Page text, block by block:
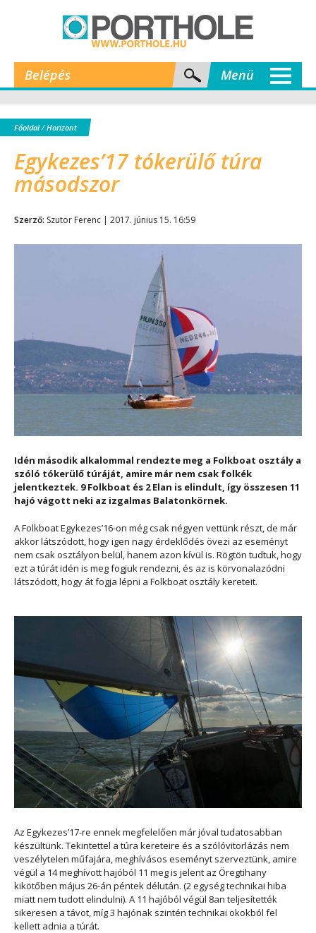
Belépés Menü
Főoldal/Horizont
Egykezes’17 tókerülő túra
másodszor
Szerző: Szutor Ferenc | 2017. június 15. 16:59
Idén második alkalommal rendezte meg a Folkboat osztály a
szóló tókerülő túráját, amire már nem csak folkék
jelentkeztek. 9 Folkboat és 2 Elan is elindult, így összesen 11
hajó vágott neki az izgalmas Balatonkörnek.
A Folkboat Egykezes’16-on még csak négyen vettünk részt, de már
akkor látszódott, hogy igen nagy érdeklődés övezi az eseményt
nem csak osztályon belül, hanem azon kívül is. Rögtön tudtuk, hogy
ezt a túrát idén is meg fogjuk rendezni, és az is körvonalazódni
látszódott, hogy át fogja lépni a Folkboat osztály kereteit.
Az Egykezes’17-re ennek megfelelően már jóval tudatosabban
készültünk. Tekintettel a túra kereteire és a szólóvitorlázás nem
veszélytelen műfajára, meghívásos eseményt szerveztünk, amire
végül a 14 meghívott hajóból 11 meg is jelent az Öregtihany
kikötőben május 26-án péntek délután. (2 egység technikai hiba
miatt nem tudott elindulni). A 11 hajóból végül 8an teljesítették
sikeresen a távot, míg 3 hajónak szintén technikai okokból fel
kellett adnia a túrát.